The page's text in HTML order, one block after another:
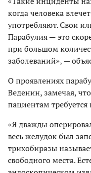
когда человека
употребляют. Свои
Парабулия — это
при большом
заболеваний», —
О проявлениях
Веденин, замечая,
пациентам
«Я дважды
весь желудок был
трихобиразы
свободного места.